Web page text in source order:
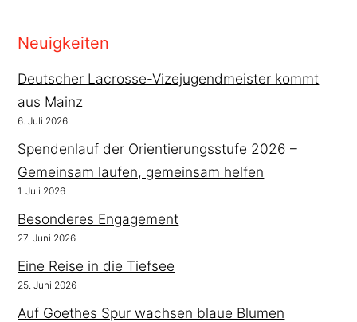
Neuigkeiten
Deutscher Lacrosse-Vizejugendmeister kommt
aus Mainz
6. Juli 2026
Spendenlauf der Orientierungsstufe 2026 –
Gemeinsam laufen, gemeinsam helfen
1. Juli 2026
Besonderes Engagement
27. Juni 2026
Eine Reise in die Tiefsee
25. Juni 2026
Auf Goethes Spur wachsen blaue Blumen